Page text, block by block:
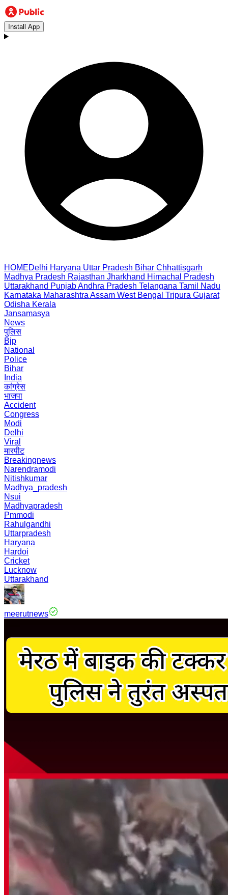
Install App
HOMEDelhi Haryana Uttar Pradesh Bihar Chhattisgarh
Madhya Pradesh Rajasthan Jharkhand Himachal Pradesh
Uttarakhand PunjabAndhra Pradesh Telangana Tamil Nadu
Karnataka Maharashtra Assam West Bengal Tripura Gujarat
Odisha Kerala
Jansamasya
News
पुलिस
Bjp
National
Police
Bihar
India
कांग्रेस
भाजपा
Accident
Congress
Modi
Delhi
Viral
मारपीट
Breakingnews
Narendramodi
Nitishkumar
Madhya_pradesh
Nsui
Madhyapradesh
Pmmodi
Rahulgandhi
Uttarpradesh
Haryana
Hardoi
Cricket
Lucknow
Uttarakhand
meerutnews